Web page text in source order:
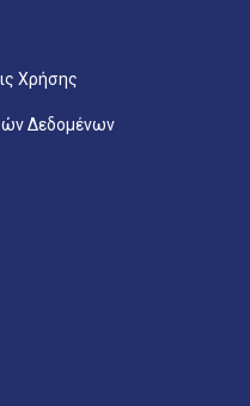
Χρήσης
Δεδομένων